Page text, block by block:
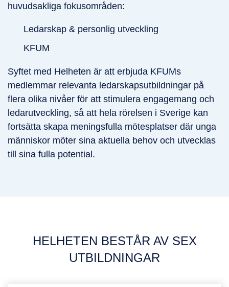
huvudsakliga fokusområden:
Ledarskap & personlig utveckling
KFUM
Syftet med Helheten är att erbjuda KFUMs
medlemmar relevanta ledarskapsutbildningar på
flera olika nivåer för att stimulera engagemang och
ledarutveckling, så att hela rörelsen i Sverige kan
fortsätta skapa meningsfulla mötesplatser där unga
människor möter sina aktuella behov och utvecklas
till sina fulla potential.
HELHETEN BESTÅR AV SEX
UTBILDNINGAR